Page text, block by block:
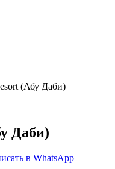
(Абу Даби)
Даби)
в WhatsApp